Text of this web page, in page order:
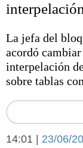
Deportes
Arte y cultura
Economía y
La jefa del
acordó
interpelación
sobre tablas
14:01 | 23/06/